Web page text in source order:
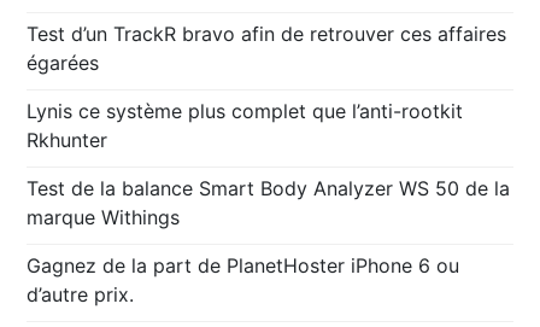
Test d’un TrackR bravo afin de retrouver ces affaires
égarées
Lynis ce système plus complet que l’anti-rootkit
Rkhunter
Test de la balance Smart Body Analyzer WS 50 de la
marque Withings
Gagnez de la part de PlanetHoster iPhone 6 ou
d’autre prix.